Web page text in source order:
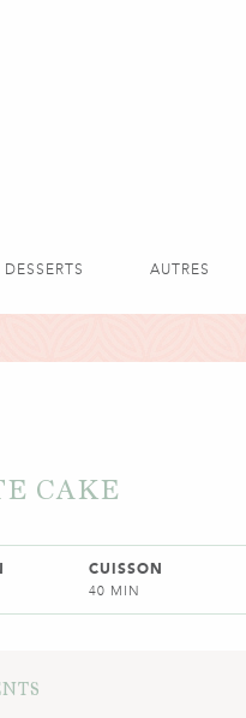
DESSERTS AUTRES
CAKE
CUISSON
40 MIN